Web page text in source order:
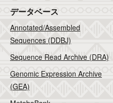
データベース
Annotated/Assembled
Sequences (DDBJ)
Sequence Read Archive (DRA)
Genomic Expression Archive
(GEA)